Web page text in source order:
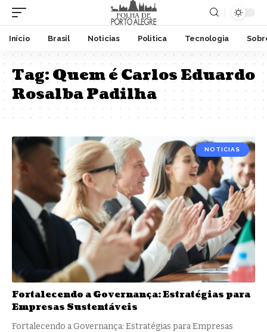
Início Brasil Noticias Politica Tecnologia
Tag:Quem é Carlos Eduardo
Rosalba Padilha
NOTICIAS
Fortalecendo a Governança: Estratégias para
Empresas Sustentáveis
Fortalecendo a Governança: Estratégias para Empresas